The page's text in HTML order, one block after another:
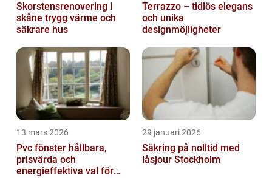
Skorstensrenovering i
skåne trygg värme och
säkrare hus
Terrazzo – tidlös elegans
och unika
designmöjligheter
13 mars 2026
Pvc fönster hållbara,
prisvärda och
energieffektiva val för
29 januari 2026
Säkring på nolltid med
låsjour Stockholm